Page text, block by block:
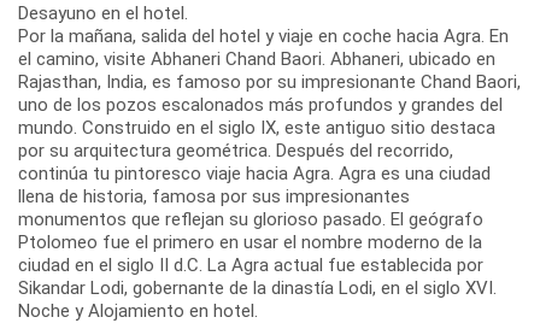
Desayuno en el hotel.
Por la mañana, salida del hotel y viaje en coche hacia Agra. En
el camino, visite Abhaneri Chand Baori. Abhaneri, ubicado en
Rajasthan, India, es famoso por su impresionante Chand Baori,
uno de los pozos escalonados más profundos y grandes del
mundo. Construido en el siglo IX, este antiguo sitio destaca
por su arquitectura geométrica. Después del recorrido,
continúa tu pintoresco viaje hacia Agra. Agra es una ciudad
llena de historia, famosa por sus impresionantes
monumentos que reflejan su glorioso pasado. El geógrafo
Ptolomeo fue el primero en usar el nombre moderno de la
ciudad en el siglo II d.C. La Agra actual fue establecida por
Sikandar Lodi, gobernante de la dinastía Lodi, en el siglo XVI.
Noche y Alojamiento en hotel.